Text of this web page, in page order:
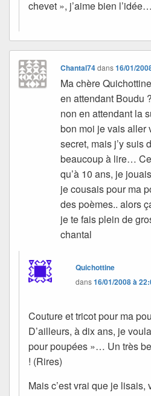
chevet », j’aime bien l’idée…
Chantal74dans16/01/
Ma chère
en attendant Boudu
non en attendant la
bon moi je vais aller
secret, mais j’y suis
beaucoup à lire…
qu’à 10 ans, je
je cousais pour ma
des poèmes.. alors
je te fais plein de
chantal
Quichottine
dans16/01/2008 à
Couture et tricot pour ma
D’ailleurs, à dix ans, je
pour poupées »… Un très
! (Rires)
Mais c’est vrai que je